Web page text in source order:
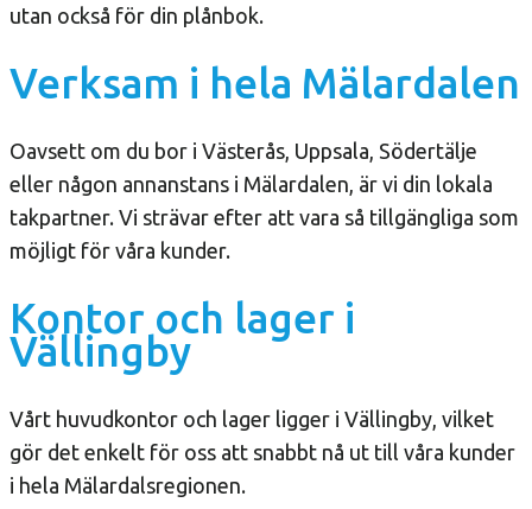
utan också för din plånbok.
Verksam i hela Mälardalen
Oavsett om du bor i Västerås, Uppsala, Södertälje
eller någon annanstans i Mälardalen, är vi din lokala
takpartner. Vi strävar efter att vara så tillgängliga som
möjligt för våra kunder.
Kontor och lager i
Vällingby
Vårt huvudkontor och lager ligger i Vällingby, vilket
gör det enkelt för oss att snabbt nå ut till våra kunder
i hela Mälardalsregionen.